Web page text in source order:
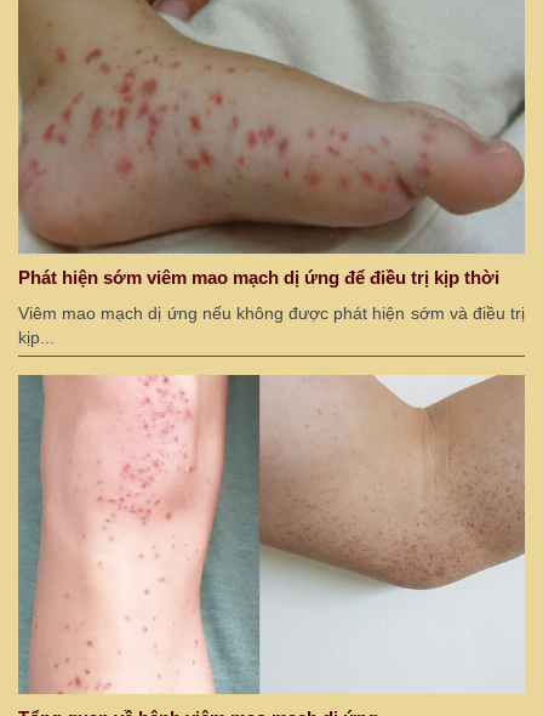
Phát hiện sớm viêm mao mạch dị ứng để điều trị kịp thời
Viêm mao mạch dị ứng nếu không được phát hiện sớm và điều trị
kịp...